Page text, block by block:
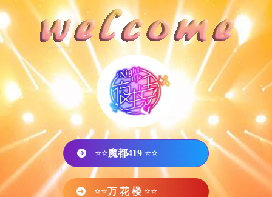
⭐⭐魔都419 ⭐⭐
⭐⭐万 花 楼 ⭐⭐